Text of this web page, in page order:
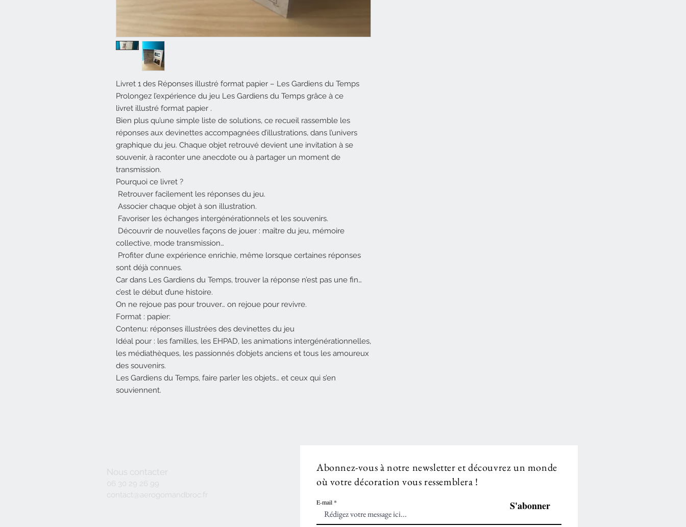
Livret 1 des Réponses illustré format papier – Les Gardiens du Temps
Prolongez l’expérience du jeu Les Gardiens du Temps grâce à ce
livret illustré format papier .
Bien plus qu’une simple liste de solutions, ce recueil rassemble les
réponses aux devinettes accompagnées d’illustrations, dans l’univers
graphique du jeu. Chaque objet retrouvé devient une invitation à se
souvenir, à raconter une anecdote ou à partager un moment de
transmission.
Pourquoi ce livret ?
Retrouver facilement les réponses du jeu.
Associer chaque objet à son illustration.
Favoriser les échanges intergénérationnels et les souvenirs.
Découvrir de nouvelles façons de jouer : maître du jeu, mémoire
collective, mode transmission…
Profiter d’une expérience enrichie, même lorsque certaines réponses
sont déjà connues.
Car dans Les Gardiens du Temps, trouver la réponse n’est pas une fin…
c’est le début d’une histoire.
On ne rejoue pas pour trouver… on rejoue pour revivre.
Format : papier:
Contenu: réponses illustrées des devinettes du jeu
Idéal pour : les familles, les EHPAD, les animations intergénérationnelles,
les médiathèques, les passionnés d’objets anciens et tous les amoureux
des souvenirs.
Les Gardiens du Temps, faire parler les objets… et ceux qui s’en
souviennent.
Nous contacter
06 30 29 26 99
contact@aerogomandbroc.fr
Abonnez-vous à notre newsletter et découvrez un monde
où votre décoration vous ressemblera !
E-mail S'abonner